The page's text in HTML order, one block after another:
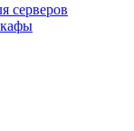
серверов